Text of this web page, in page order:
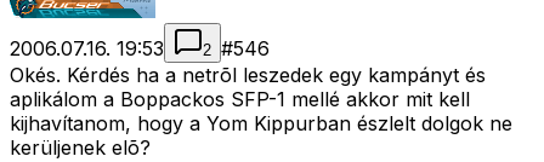
2006.07.16. 19:53 2 #546
Okés. Kérdés ha a netrõl leszedek egy kampányt és
aplikálom a Boppackos SFP-1 mellé akkor mit kell
kijhavítanom, hogy a Yom Kippurban észlelt dolgok ne
kerüljenek elõ?